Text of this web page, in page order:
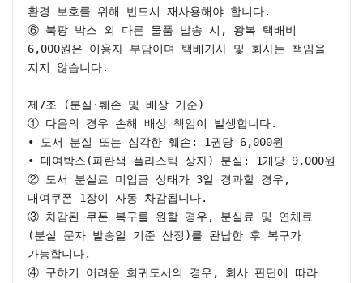
환경 보호를 위해 반드시 재사용해야 합니다.
⑥ 북팡 박스 외 다른 물품 발송 시, 왕복 택배비
6,000원은 이용자 부담이며 택배기사 및 회사는 책임을
지지 않습니다.
제7조 (분실·훼손 및 배상 기준)
① 다음의 경우 손해 배상 책임이 발생합니다.
• 도서 분실 또는 심각한 훼손: 1권당 6,000원
• 대여박스(파란색 플라스틱 상자) 분실: 1개당 9,000원
② 도서 분실료 미입금 상태가 3일 경과할 경우,
대여쿠폰 1장이 자동 차감됩니다.
③ 차감된 쿠폰 복구를 원할 경우, 분실료 및 연체료
(분실 문자 발송일 기준 산정)를 완납한 후 복구가
가능합니다.
④ 구하기 어려운 희귀도서의 경우, 회사 판단에 따라